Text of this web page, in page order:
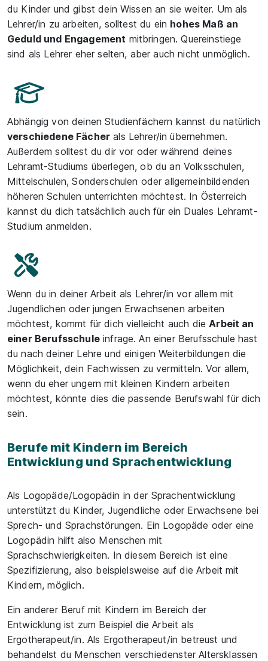
du Kinder und gibst dein Wissen an sie weiter. Um als
Lehrer/in zu arbeiten, solltest du ein hohes Maß an
Geduld und Engagement mitbringen. Quereinstiege
sind als Lehrer eher selten, aber auch nicht unmöglich.
Abhängig von deinen Studienfächern kannst du natürlich
verschiedene Fächer als Lehrer/in übernehmen.
Außerdem solltest du dir vor oder während deines
Lehramt-Studiums überlegen, ob du an Volksschulen,
Mittelschulen, Sonderschulen oder allgemeinbildenden
höheren Schulen unterrichten möchtest. In Österreich
kannst du dich tatsächlich auch für ein Duales Lehramt-
Studium anmelden.
Wenn du in deiner Arbeit als Lehrer/in vor allem mit
Jugendlichen oder jungen Erwachsenen arbeiten
möchtest, kommt für dich vielleicht auch dieArbeit an
einer Berufsschuleinfrage. An einer Berufsschule hast
du nach deiner Lehre und einigen Weiterbildungen die
Möglichkeit, dein Fachwissen zu vermitteln. Vor allem,
wenn du eher ungern mit kleinen Kindern arbeiten
möchtest, könnte dies die passende Berufswahl für dich
sein.
Berufe mit Kindern im Bereich
Entwicklung und Sprachentwicklung
Als Logopäde/Logopädin in der Sprachentwicklung
unterstützt du Kinder, Jugendliche oder Erwachsene bei
Sprech- und Sprachstörungen. Ein Logopäde oder eine
Logopädin hilft also Menschen mit
Sprachschwierigkeiten. In diesem Bereich ist eine
Spezifizierung, also beispielsweise auf die Arbeit mit
Kindern, möglich.
Ein anderer Beruf mit Kindern im Bereich der
Entwicklung ist zum Beispiel die Arbeit als
Ergotherapeut/in. Als Ergotherapeut/in betreust und
behandelst du Menschen verschiedenster Altersklassen